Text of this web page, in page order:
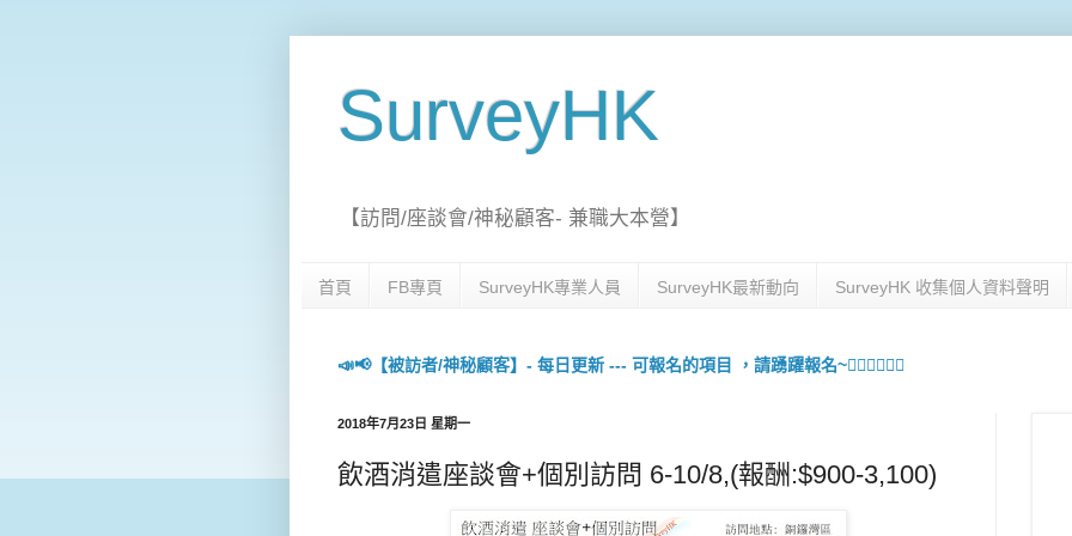
SurveyHK
【訪問/座談會/神秘顧客- 兼職大本營】
首頁 FB專頁 SurveyHK專業人員 SurveyHK最新動向 SurveyHK 收集個人資料聲明
📣📢【被訪者/神秘顧客】- 每日更新 --- 可報名的項目 ，請踴躍報名~🙋🏻‍♀️💇🏻‍♀️
2018年7月23日 星期一
飲酒消遣座談會+個別訪問 6-10/8,(報酬:$900-3,100)